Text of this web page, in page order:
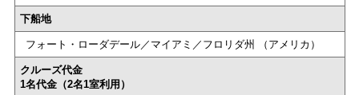
下船地
フォート・ローダデール／マイアミ／フロリダ州 （アメリカ）
クルーズ代金
1名代金（2名1室利用）